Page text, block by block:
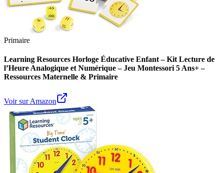
Primaire
Learning Resources Horloge Éducative Enfant – Kit Lecture de
l’Heure Analogique et Numérique – Jeu Montessori 5 Ans+ –
Ressources Maternelle & Primaire
Voir sur Amazon